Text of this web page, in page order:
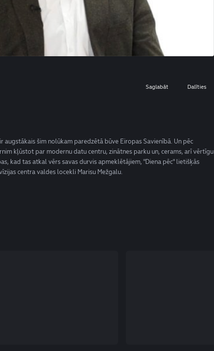
Saglabāt Dalīties
šim nolūkam paredzētā būve Eiropas Savienībā. Un pēc
kļūstot par modernu datu centru, zinātnes parku un, cerams, arī vērtīgu
kad tas atkal vērs savas durvis apmeklētājiem, "Diena pēc" lietišķās
centra valdes locekli Marisu Mežgalu.